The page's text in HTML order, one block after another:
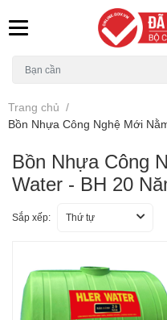
Trang chủ /
Bồn Nhựa Công Nghệ Mới
Bồn Nhựa Công
Water - BH 20
Sắp xếp: Thứ tự